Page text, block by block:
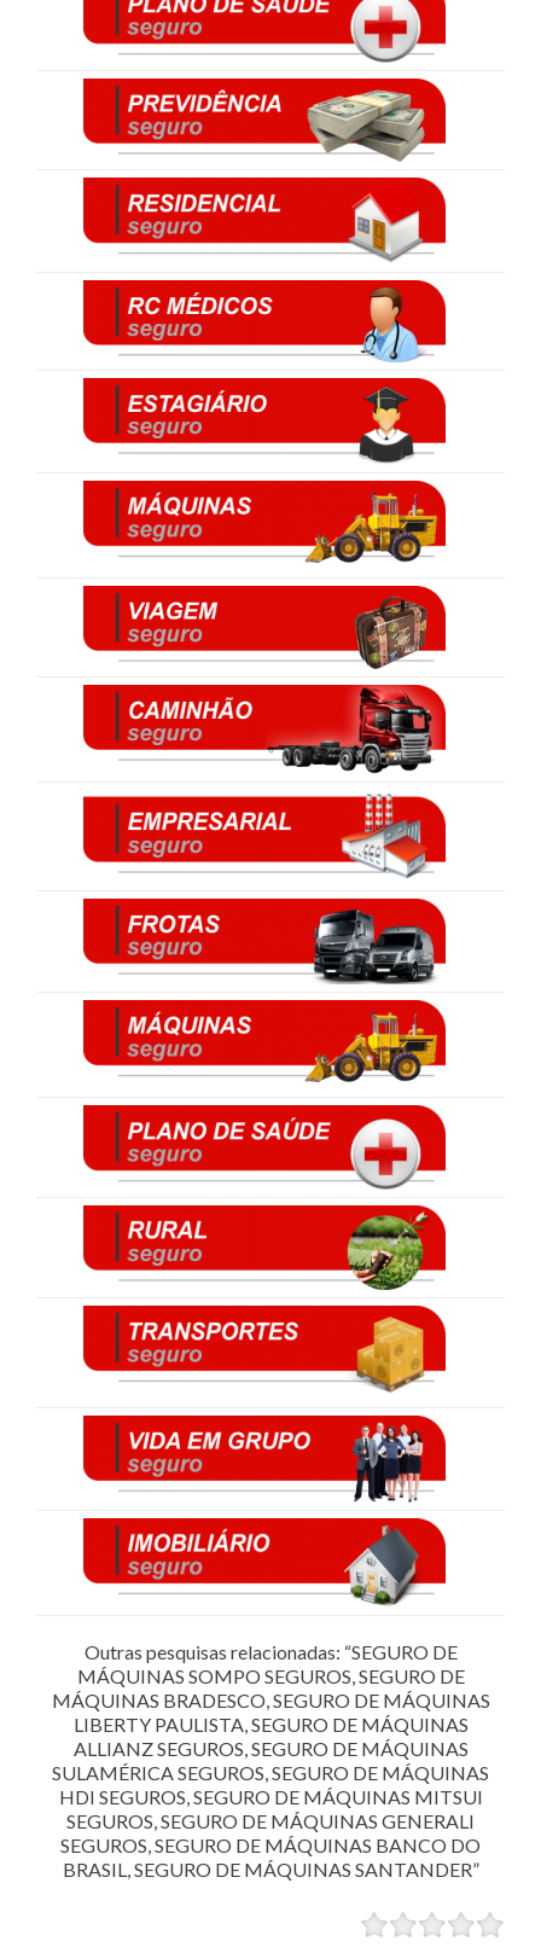
Outras pesquisas relacionadas: “SEGURO DE
MÁQUINAS SOMPO SEGUROS, SEGURO DE
MÁQUINAS BRADESCO, SEGURO DE MÁQUINAS
LIBERTY PAULISTA, SEGURO DE MÁQUINAS
ALLIANZ SEGUROS, SEGURO DE MÁQUINAS
SULAMÉRICA SEGUROS, SEGURO DE MÁQUINAS
HDI SEGUROS, SEGURO DE MÁQUINAS MITSUI
SEGUROS, SEGURO DE MÁQUINAS GENERALI
SEGUROS, SEGURO DE MÁQUINAS BANCO DO
BRASIL, SEGURO DE MÁQUINAS SANTANDER”